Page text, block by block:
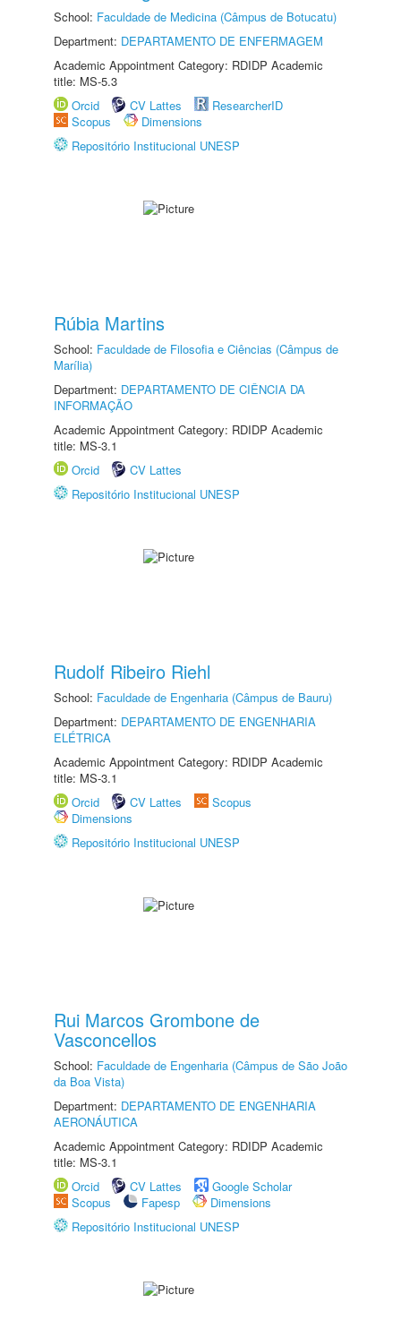
School: Faculdade de Medicina (Câmpus de Botucatu)
Department: DEPARTAMENTO DE ENFERMAGEM
Academic Appointment Category: RDIDP Academic
title: MS-5.3
Orcid
CV Lattes
ResearcherID
Scopus
Dimensions
Repositório Institucional UNESP
Rúbia Martins
School: Faculdade de Filosofia e Ciências (Câmpus de
Marília)
Department: DEPARTAMENTO DE CIÊNCIA DA
INFORMAÇÃO
Academic Appointment Category: RDIDP Academic
title: MS-3.1
Orcid
CV Lattes
Repositório Institucional UNESP
Rudolf Ribeiro Riehl
School: Faculdade de Engenharia (Câmpus de Bauru)
Department: DEPARTAMENTO DE ENGENHARIA
ELÉTRICA
Academic Appointment Category: RDIDP Academic
title: MS-3.1
Orcid
CV Lattes
Scopus
Dimensions
Repositório Institucional UNESP
Rui Marcos Grombone de
Vasconcellos
School: Faculdade de Engenharia (Câmpus de São João
da Boa Vista)
Department: DEPARTAMENTO DE ENGENHARIA
AERONÁUTICA
Academic Appointment Category: RDIDP Academic
title: MS-3.1
Orcid
CV Lattes
Google Scholar
Scopus
Fapesp
Dimensions
Repositório Institucional UNESP